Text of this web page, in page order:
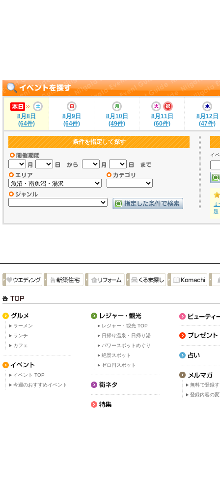
8月8日
(64件)
8月9日
(64件)
8月10日
(49件)
8月11日
(60件)
8月12日
(47件)
条件を指定して探す
イ
ま
題
ラーメン
ランチ
カフェ
イベント TOP
今週のおすすめイベント
レジャー・観光 TOP
日帰り温泉・日帰り湯
パワースポットめぐり
絶景スポット
ゼロ円スポット
無料で登録
登録内容の